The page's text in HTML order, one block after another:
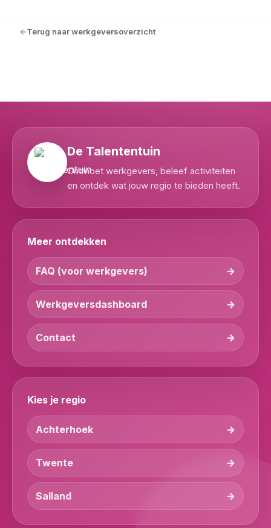
Terug naar werkgeversoverzicht
De Talententuin
Ontmoet werkgevers, beleef activiteiten
en ontdek wat jouw regio te bieden heeft.
Meer ontdekken
FAQ (voor werkgevers)
Werkgeversdashboard
Contact
Kies je regio
Achterhoek
Twente
Salland